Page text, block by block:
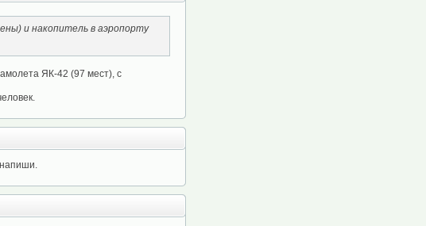
и накопитель в аэропорту
ЯК-42 (97 мест), с
напиши.